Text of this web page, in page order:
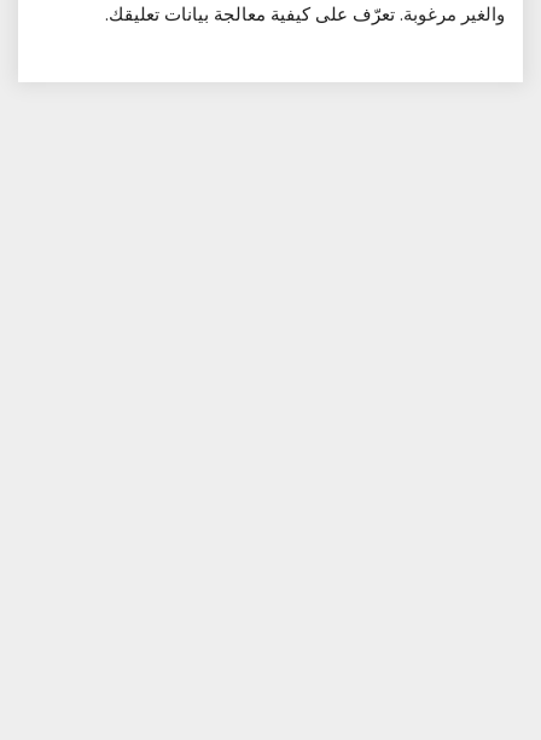
والغير مرغوبة. تعرّف على كيفية معالجة بيانات تعليقك.